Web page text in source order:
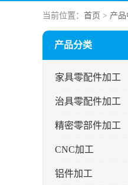
当前位置： 首页 > 产
产品分类
家具零配件加工
治具零配件加工
精密零部件加工
CNC加工
铝件加工